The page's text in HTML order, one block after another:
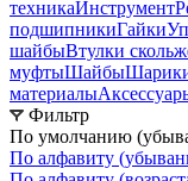
техникаИнструмент
подшипникиГайки
шайбыВтулки
муфтыШайбы
материалы
Фильтр
По умолчанию
По алфавиту